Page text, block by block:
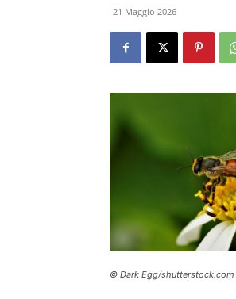
21 Maggio 2026
© Dark Egg/shutterstock.com